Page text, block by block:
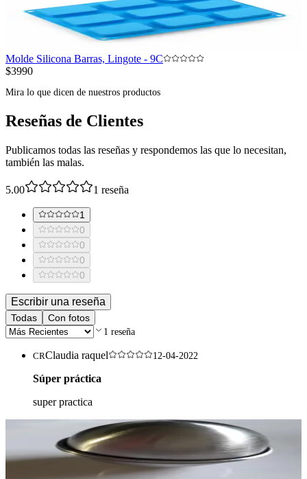
Molde Silicona Barras, Lingote - 9C
$3990
Mira lo que dicen de nuestros productos
Reseñas de Clientes
Publicamos todas las reseñas y respondemos las que lo necesitan,
también las malas.
5.00 1 reseña
1
0
0
0
0
Escribir una reseña
Todas Con fotos
1 reseña
CRClaudia raquel 12-04-2022
Súper práctica
super practica